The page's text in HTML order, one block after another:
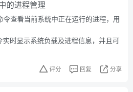
的进程管理
查看当前系统中正在运行的进程，用
时显示系统负载及进程信息，并且可
评分 回复 分享